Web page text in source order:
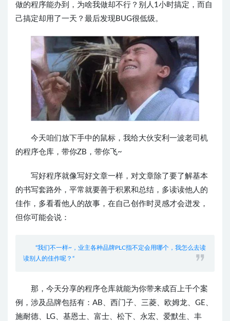
做的程序能办到，为啥我做却不行？别人1小时搞定，而自
己搞定却用了一天？最后发现BUG很低级。
今天咱们放下手中的鼠标，我给大伙安利一波老司机
的程序仓库，带你ZB，带你飞~
写好程序就像写好文章一样，对文章除了要了解基本
的书写套路外，平常就要善于积累和总结，多读读他人的
佳作，多看看他人的故事，在自己创作时灵感才会迸发，
但你可能会说：
“我们不一样~，业主各种品牌PLC指不定会用哪个，我怎么去读
读别人的佳作呢？“
那，今天分享的程序仓库就能为你带来成百上千个案
例， 涉及品牌包括有：AB、 西门子、三菱、欧姆龙、 GE、
施耐德、
LG、基恩士、富士、松下、永宏、爱默生、 丰